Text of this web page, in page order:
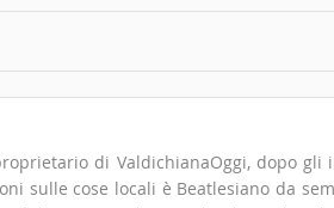
di ValdichianaOggi, dopo gli
sulle cose locali è Beatlesiano da